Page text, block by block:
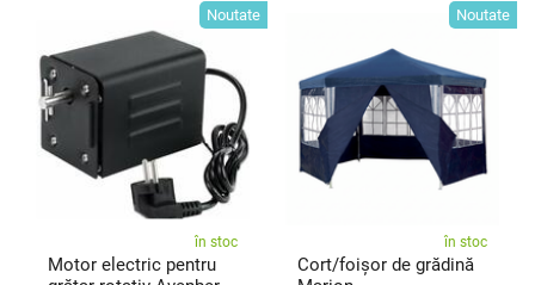
Noutate
în stoc
Motor electric pentru
Noutate
în stoc
Cort/foișor de grădină